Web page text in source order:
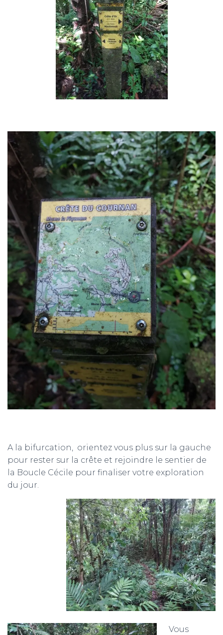
A la bifurcation, orientez vous plus sur la gauche
pour rester sur la crête et rejoindre le sentier de
la Boucle Cécile pour finaliser votre exploration
du jour.
Vous